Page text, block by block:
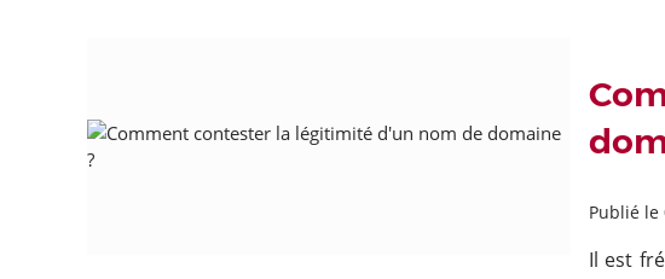
Publié le
Il est